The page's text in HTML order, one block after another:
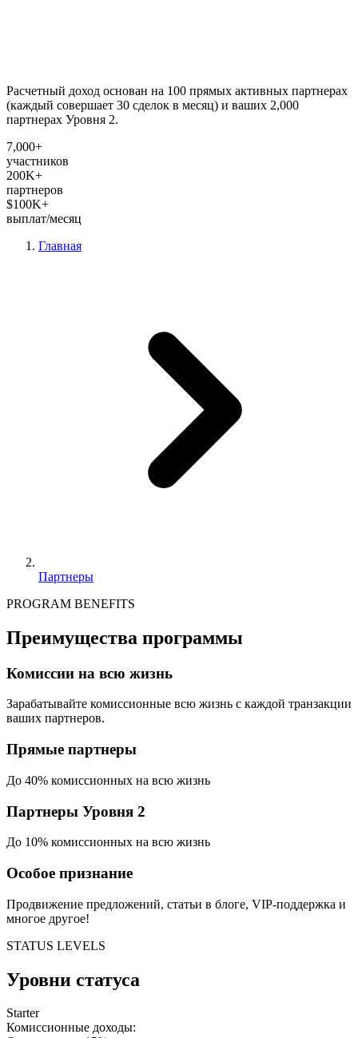
Расчетный доход основан на 100 прямых активных партнерах
(каждый совершает 30 сделок в месяц) и ваших 2,000
партнерах Уровня 2.
7,000+
участников
200K+
партнеров
$100K+
выплат/месяц
Главная
Партнеры
PROGRAM BENEFITS
Преимущества программы
Комиссии на всю жизнь
Зарабатывайте комиссионные всю жизнь с каждой транзакции
ваших партнеров.
Прямые партнеры
До 40% комиссионных на всю жизнь
Партнеры Уровня 2
До 10% комиссионных на всю жизнь
Особое признание
Продвижение предложений, статьи в блоге, VIP-поддержка и
многое другое!
STATUS LEVELS
Уровни статуса
Starter
Комиссионные доходы: